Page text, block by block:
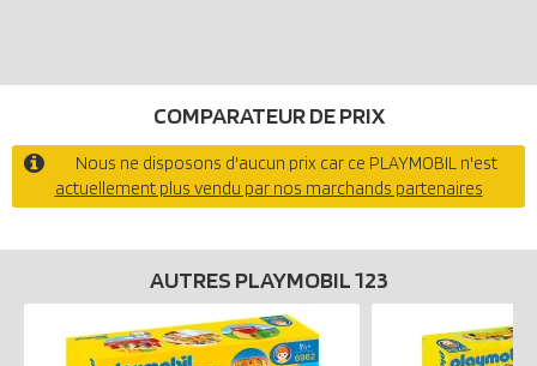
COMPARATEUR DE PRIX
Nous ne disposons d'aucun prix car ce PLAYMOBIL n'est
actuellement plus vendu par nos marchands partenaires
AUTRES PLAYMOBIL 123